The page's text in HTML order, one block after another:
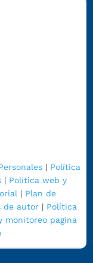
| Política
| Política web y
| Plan de
de autor| Política
monitoreo pagina